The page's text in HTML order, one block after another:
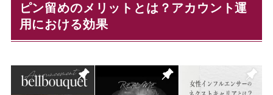
ピン留めのメリットとは？アカウント運
用における効果